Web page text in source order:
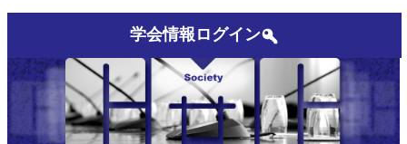
学会情報ログイン